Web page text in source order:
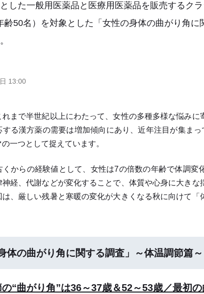
した一般用医薬品と医療用医薬品を販売するク
齢50名）を対象とした「女性の身体の曲がり角
13:00
まで半世紀以上にわたって、女性の多種多様な悩みに
る漢方薬の需要は増加傾向にあり、近年注目が集ま
一つとして捉えています。
からの経験値として、女性は7の倍数の年齢で体調変
経、代謝などが変化することで、体質や心身に大き
、厳しい残暑と寒暖の変化が大きくなる秋に向けて
体の曲がり角に関する調査」～体温調節篇
“曲がり角”は36～37歳＆52～53歳／最初